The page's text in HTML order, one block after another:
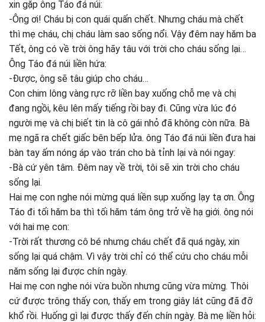
xin gặp ông Táo đá núi:
-Ông ơi! Cháu bị con quái quấn chết. Nhưng cháu mà chết
thì mẹ cháu, chị cháu làm sao sống nổi. Vậy đêm nay hăm ba
Tết, ông có về trời ông hãy tâu với trời cho cháu sống lại…
Ông Táo đá núi liền hứa:
-Được, ông sẽ tâu giúp cho cháu…
Con chim lông vàng rực rỡ liền bay xuống chỗ mẹ và chị
đang ngồi, kêu lên mấy tiếng rồi bay đi. Cũng vừa lúc đó
người mẹ và chị biết tin là cô gái nhỏ đã không còn nữa. Bà
mẹ ngã ra chết giấc bên bếp lửa. ông Táo đá núi liền đưa hai
bàn tay ấm nóng áp vào trán cho bà tỉnh lại và nói ngay:
-Bà cứ yên tâm. Đêm nay về trời, tôi sẽ xin trời cho cháu
sống lại.
Hai mẹ con nghe nói mừng quá liền sụp xuống lạy tạ ơn. Ông
Táo đi tối hăm ba thì tối hăm tám ông trở về hạ giới. ông nói
với hai mẹ con:
-Trời rất thương cô bé nhưng cháu chết đã quá ngày, xin
sống lại quá chậm. Vì vậy trời chỉ có thể cứu cho cháu mỗi
năm sống lại được chín ngày.
Hai mẹ con nghe nói vừa buồn nhưng cũng vừa mừng. Thôi
cứ được trông thấy con, thấy em trong giây lát cũng đã đỡ
khổ rồi. Huống gì lại được thấy đến chín ngày. Bà mẹ liền hỏi: